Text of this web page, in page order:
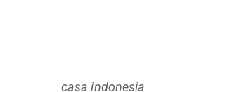
casa indonesia